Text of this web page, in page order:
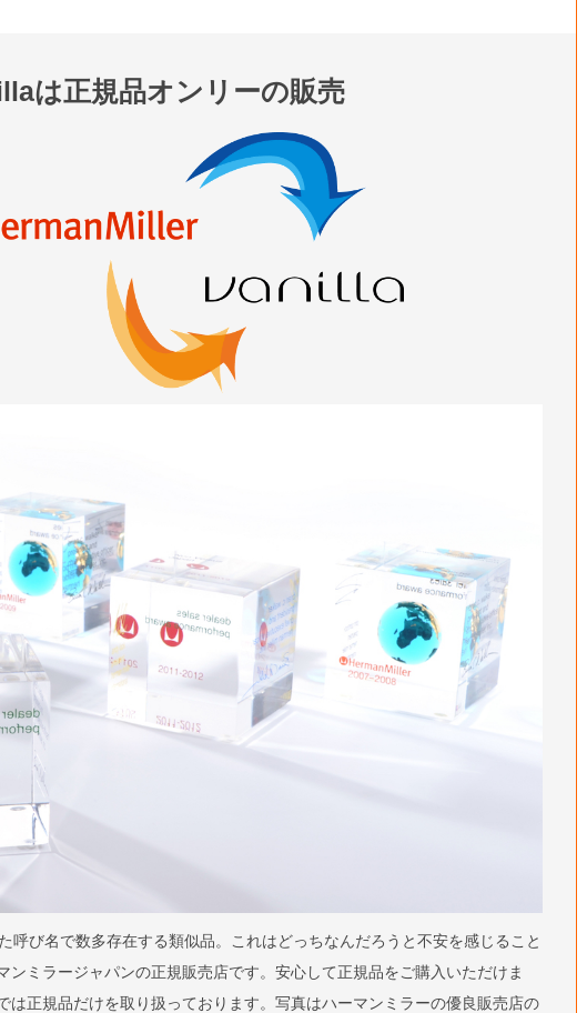
は正規品オンリーの販売
呼び名で数多存在する類似品。これはどっちなんだろうと不安を感じること
ンミラージャパンの正規販売店です。安心して正規品をご購入いただけま
は正規品だけを取り扱っております。写真はハーマンミラーの優良販売店の